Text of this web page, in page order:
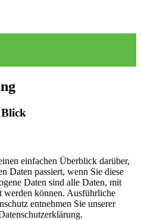
Blick
einfachen Überblick darüber,
Daten passiert, wenn Sie diese
Daten sind alle Daten, mit
werden können. Ausführliche
entnehmen Sie unserer